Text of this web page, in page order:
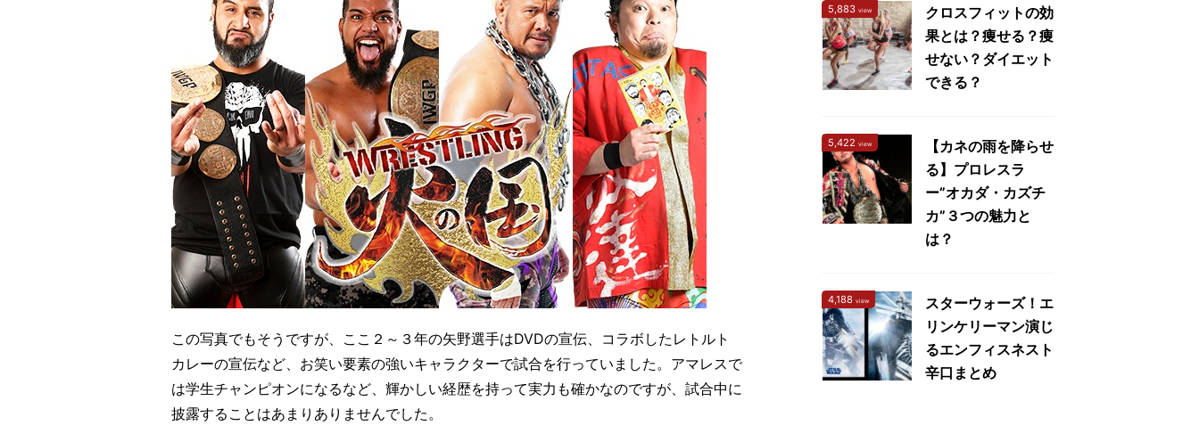
この写真でもそうですが、ここ２～３年の矢野選手はDVDの宣伝、コラボしたレトルト
カレーの宣伝など、お笑い要素の強いキャラクターで試合を行っていました。アマレスで
は学生チャンピオンになるなど、輝かしい経歴を持って実力も確かなのですが、試合中に
披露することはあまりありませんでした。
5,883 view
クロスフィットの効
果とは？痩せる？痩
せない？ダイエット
できる？
5,422 view
【カネの雨を降らせ
る】プロレスラ
ー”オカダ・カズチ
カ”３つの魅力と
は？
4,188 view
スターウォーズ！エ
リンケリーマン演じ
るエンフィスネスト
辛口まとめ